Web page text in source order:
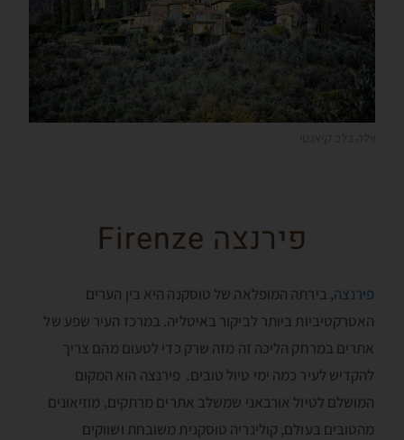
פירנצה Firenze
פירנצה, בירתה המופלאה של טוסקנה היא בין הערים
האטרקטיביות ביותר לביקור באיטליה. במרכז העיר שפע של
אתרים במרחק הליכה זה מזה שרק כדי לטעום מהם צריך
להקדיש לעיר כמה ימי טיול טובים. פירנצה הוא המקום
המושלם לטיול אורבאני שמשלב אתרים מרתקים, מוזיאונים
מהטובים בעולם, קולינריה טוסקנית משובחת ושווקים